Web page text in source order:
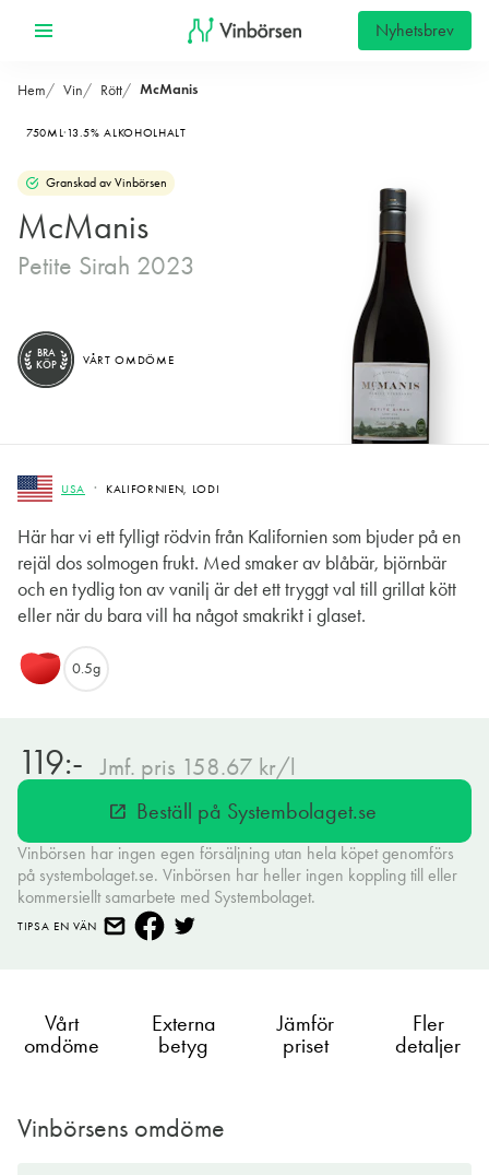
Nyhetsbrev
Hem Vin Rött McManis
750ML 13.5% ALKOHOLHALT
Granskad av Vinbörsen
McManis
Petite Sirah 2023
USA KALIFORNIEN, LODI
Här har vi ett fylligt rödvin från Kalifornien som bjuder på en
rejäl dos solmogen frukt. Med smaker av blåbär, björnbär
och en tydlig ton av vanilj är det ett tryggt val till grillat kött
eller när du bara vill ha något smakrikt i glaset.
BRA
KÖP
VÅRT OMDÖME
0.5g
119:- Jmf. pris 158.67 kr/l
open_in_new Beställ på Systembolaget.se
Vinbörsen har ingen egen försäljning utan hela köpet genomförs
på systembolaget.se. Vinbörsen har heller ingen koppling till eller
kommersiellt samarbete med Systembolaget.
TIPSA EN VÄN
Vårt
omdöme
Externa
betyg
Jämför
priset
Fler
detaljer
Vinbörsens omdöme